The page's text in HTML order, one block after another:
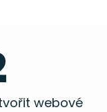
webové